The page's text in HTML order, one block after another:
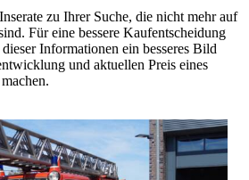
zu Ihrer Suche, die nicht mehr auf
Für eine bessere Kaufentscheidung
Informationen ein besseres Bild
und aktuellen Preis eines